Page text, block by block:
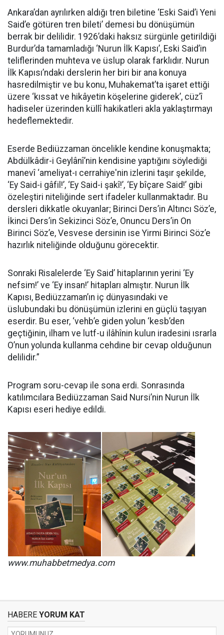
Ankara’dan ayrılırken aldığı tren biletine ‘Eski Said’i Yeni
Said’e götüren tren bileti’ demesi bu dönüşümün
berrak bir delilidir. 1926’daki haksız sürgünle getirildiği
Burdur’da tamamladığı ‘Nurun İlk Kapısı’, Eski Said’in
teliflerinden muhteva ve üslup olarak farklıdır. Nurun
İlk Kapısı’ndaki derslerin her biri bir ana konuya
hasredilmiştir ve bu konu, Muhakemat’ta işaret ettiği
üzere ‘kıssat ve hikâyetin köşelerine giderek’, cüz’î
hadiseler üzerinden küllî hakikatleri akla yaklaştırmayı
hedeflemektedir.
Eserde Bediüzzaman öncelikle kendine konuşmakta;
Abdülkâdir-i Geylânî’nin kendisine yaptığını söylediği
manevî ‘ameliyat-ı cerrahiye'nin izlerini taşır şekilde,
‘Ey Said-i gâfil!’, ‘Ey Said-i şakî!’, ‘Ey bîçare Said!’ gibi
özeleştiri niteliğinde sert ifadeler kullanmaktadır. Bu
dersleri dikkatle okuyanlar; Birinci Ders’in Altıncı Söz’e,
İkinci Ders’in Sekizinci Söz’e, Onuncu Ders’in On
Birinci Söz’e, Vesvese dersinin ise Yirmi Birinci Söz’e
hazırlık niteliğinde olduğunu görecektir.
Sonraki Risalelerde ‘Ey Said’ hitaplarının yerini ‘Ey
nefsim!’ ve ‘Ey insan!’ hitapları almıştır. Nurun İlk
Kapısı, Bediüzzaman’ın iç dünyasındaki ve
üslubundaki bu dönüşümün izlerini en güçlü taşıyan
eserdir. Bu eser, ‘vehb’e giden yolun ‘kesb’den
geçtiğinin, ilham ve lutf-u ilâhînin kulun iradesini ısrarla
O’nun yolunda kullanma cehdine bir cevap olduğunun
delilidir.”
Program soru-cevap ile sona erdi. Sonrasında
katılımcılara Bediüzzaman Said Nursi’nin Nurun İlk
Kapısı eseri hediye edildi.
www.muhabbetmedya.com
HABERE YORUM KAT